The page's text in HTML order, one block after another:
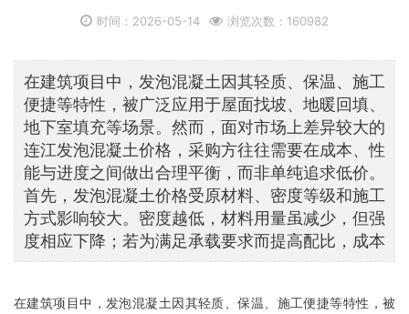
时间：2026-05-14 浏览次数：160982
在建筑项目中，发泡混凝土因其轻质、保温、施工
便捷等特性，被广泛应用于屋面找坡、地暖回填、
地下室填充等场景。然而，面对市场上差异较大的
连江发泡混凝土价格，采购方往往需要在成本、性
能与进度之间做出合理平衡，而非单纯追求低价。
首先，发泡混凝土价格受原材料、密度等级和施工
方式影响较大。密度越低，材料用量虽减少，但强
度相应下降；若为满足承载要求而提高配比，成本
在建筑项目中，发泡混凝土因其轻质、保温、施工便捷等特性，被